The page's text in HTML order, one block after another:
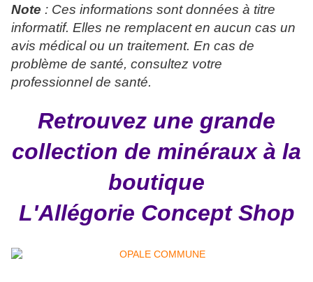
Note : Ces informations sont données à titre
informatif. Elles ne remplacent en aucun cas un
avis médical ou un traitement. En cas de
problème de santé, consultez votre
professionnel de santé.
Retrouvez une grande
collection de minéraux à la
boutique
L'Allégorie Concept Shop